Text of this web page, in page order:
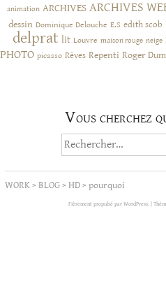
animation ARCHIVES ARCHIVES
dessin Dominique Delouche E.S edith scob
delprat lit Louvre maison rouge neige
PHOTO picasso Rêves Repenti Roger
Vous cherchez
Rechercher :
WORK>BLOG>HD>pourquoi
Fièrement propulsé par WordPress.